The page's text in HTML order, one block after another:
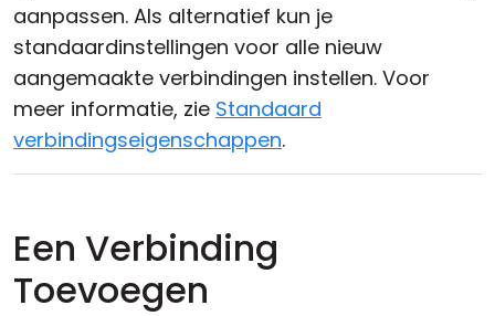
aanpassen. Als alternatief kun je
standaardinstellingen voor alle nieuw
aangemaakte verbindingen instellen. Voor
meer informatie, zie Standaard
verbindingseigenschappen.
Een Verbinding
Toevoegen